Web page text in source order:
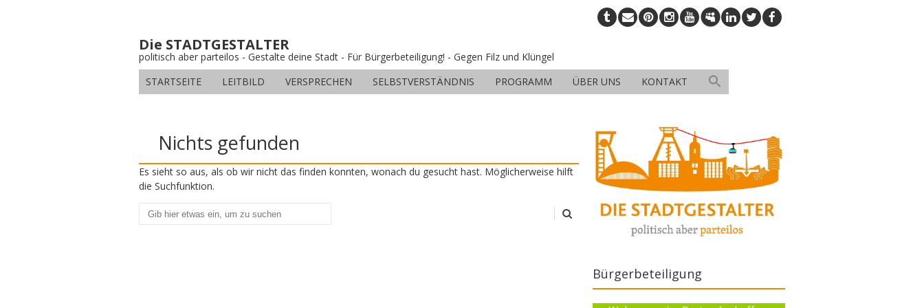
Die STADTGESTALTER
politisch aber parteilos - Gestalte deine Stadt - Für Bürgerbeteiligung! - Gegen Filz und Klüngel
STARTSEITE
LEITBILD VERSPRECHEN SELBSTVERSTÄNDNIS PROGRAMM ÜBER UNS KONTAKT
Nichts gefunden
Es sieht so aus, als ob wir nicht das finden konnten, wonach du gesucht hast. Möglicherweise hilft
die Suchfunktion.
Suchen
Bürgerbeteiligung